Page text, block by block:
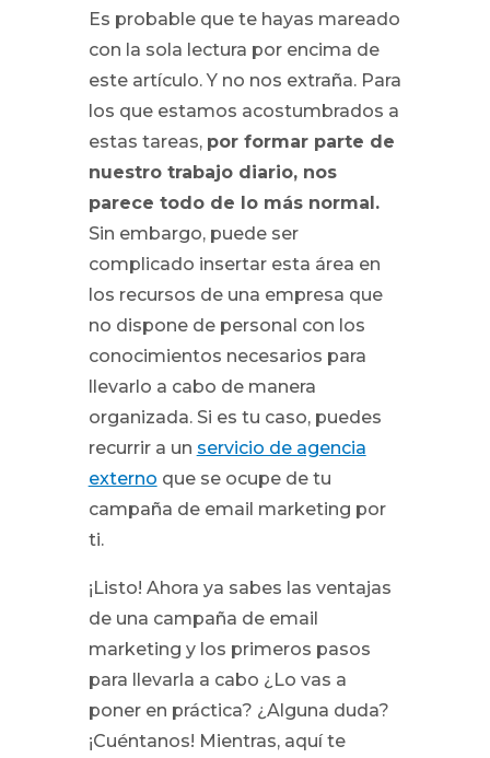
Es probable que te hayas mareado
con la sola lectura por encima de
este artículo. Y no nos extraña. Para
los que estamos acostumbrados a
estas tareas, por formar parte de
nuestro trabajo diario, nos
parece todo de lo más normal.
Sin embargo, puede ser
complicado insertar esta área en
los recursos de una empresa que
no dispone de personal con los
conocimientos necesarios para
llevarlo a cabo de manera
organizada. Si es tu caso, puedes
recurrir a un servicio de agencia
externo que se ocupe de tu
campaña de email marketing por
ti.
¡Listo! Ahora ya sabes las ventajas
de una campaña de email
marketing y los primeros pasos
para llevarla a cabo ¿Lo vas a
poner en práctica? ¿Alguna duda?
¡Cuéntanos! Mientras, aquí te